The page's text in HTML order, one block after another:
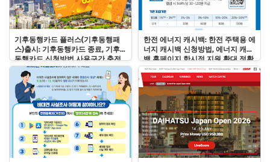
기후동행카드 플러스(기후동행패
스)출시: 기후동행카드 종료, 기후
동행카드 신청방법 사용구간 충전
사용법
한전 에너지 캐시백: 한전 주택용 에
너지 캐시백 신청방법, 에너지 캐시
백 홈페이지 한시적 지원 확대 정확
히 알기!